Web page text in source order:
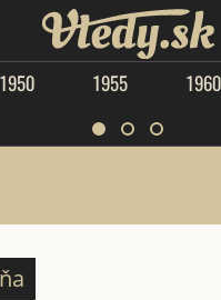
Vtedy.sk
1950 1955 1960